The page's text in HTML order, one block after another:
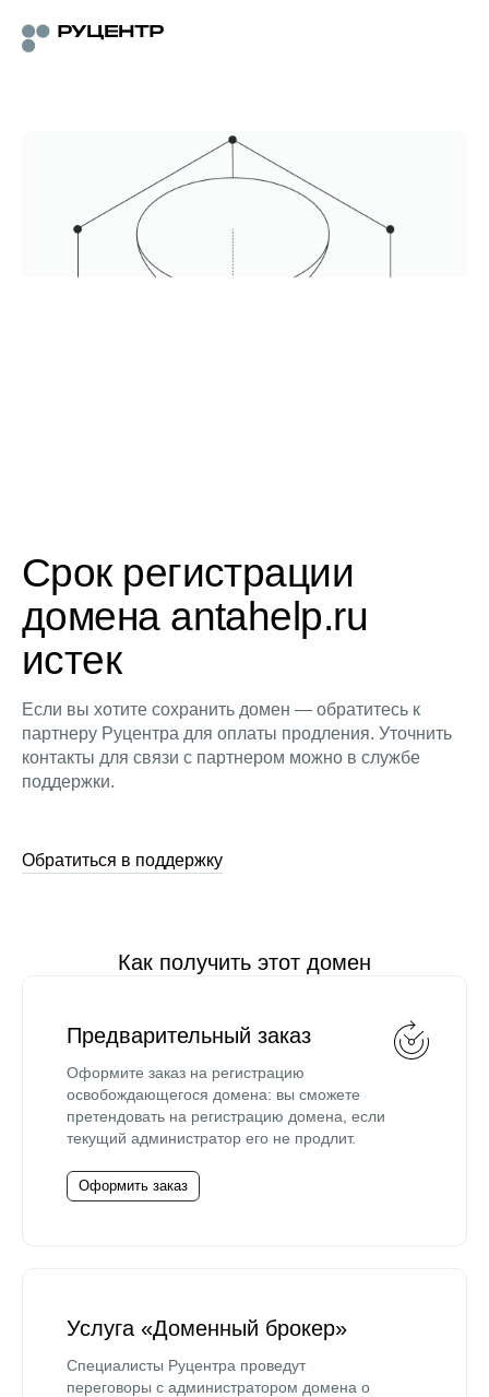
Срок регистрации
домена antahelp.ru
истек
Если вы хотите сохранить домен — обратитесь к
партнеру Руцентра для оплаты продления. Уточнить
контакты для связи с партнером можно в службе
поддержки.
Обратиться в поддержку
Как получить этот домен
Предварительный заказ
Оформите заказ на регистрацию
освобождающегося домена: вы сможете
претендовать на регистрацию домена, если
текущий администратор его не продлит.
Оформить заказ
Услуга «Доменный брокер»
Специалисты Руцентра проведут
переговоры с администратором домена о